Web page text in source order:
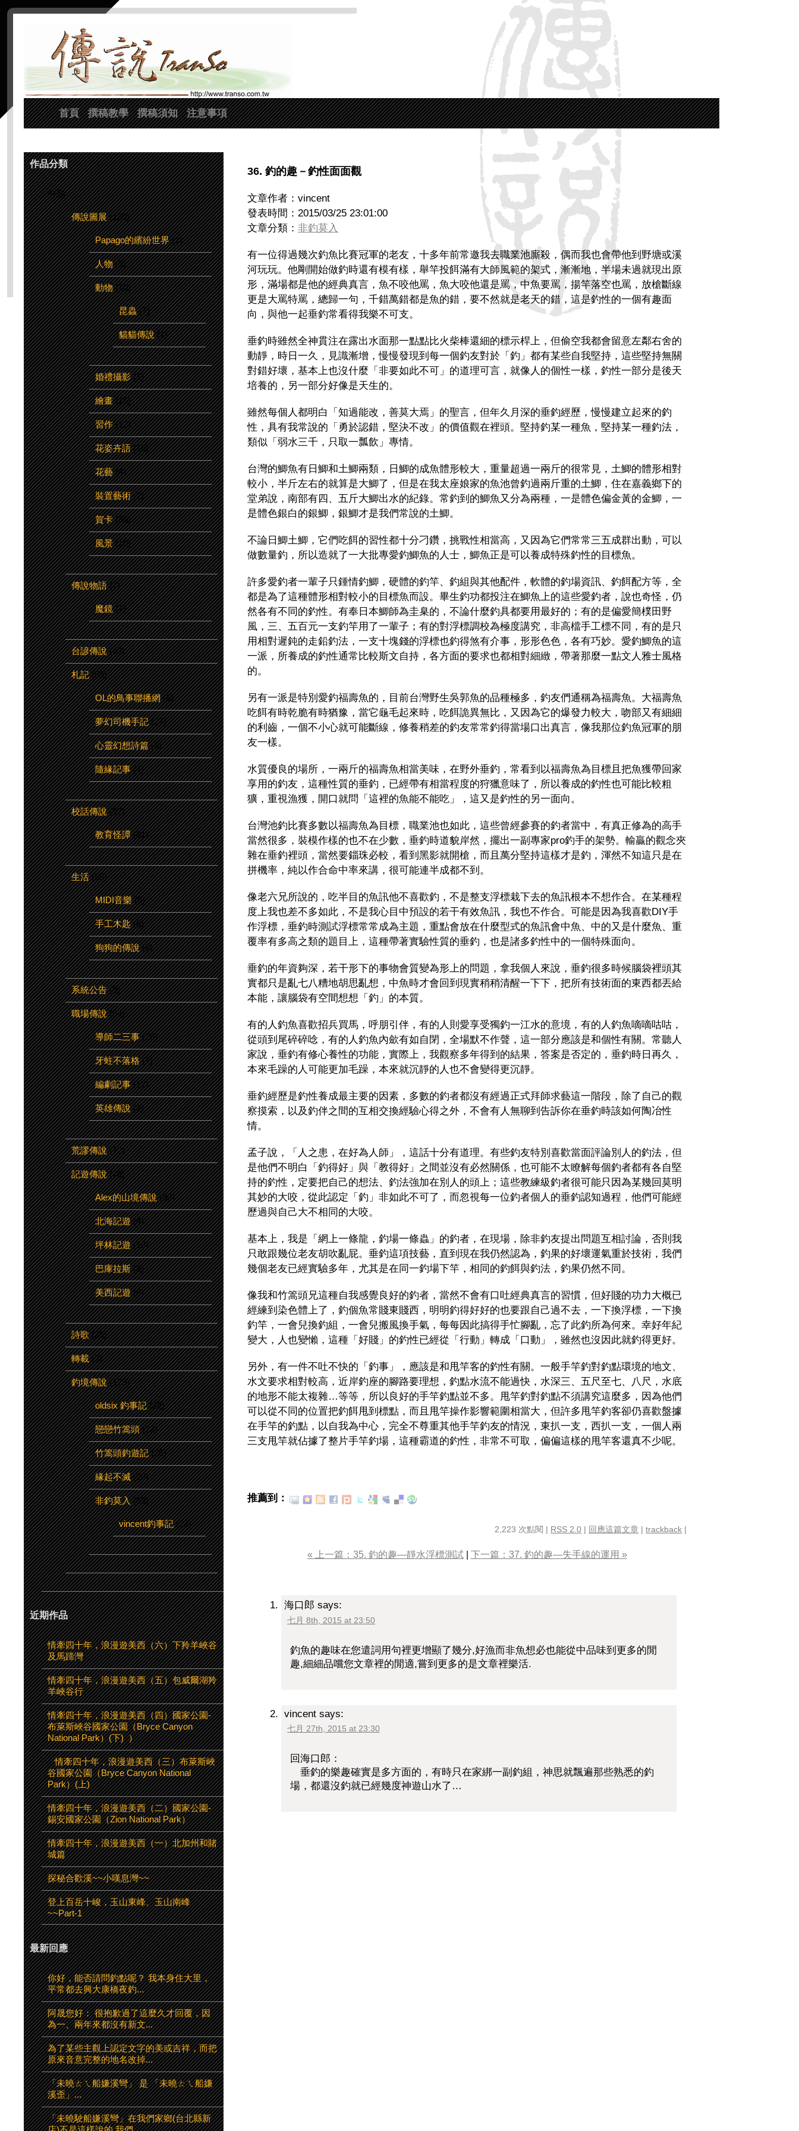
首頁 撰稿教學 撰稿須知 注意事項
作品分類
分類
傳說圖展(120)
Papago的繽紛世界(1)
人物(3)
動物(10)
昆蟲(7)
貓貓傳說(1)
婚禮攝影(1)
繪畫(15)
習作(12)
花姿卉語(16)
花藝(4)
裝置藝術(2)
賀卡(36)
風景(10)
傳說物語(7)
魔鏡(7)
台諺傳說(43)
札記(59)
OL的鳥事聯播網(6)
夢幻司機手記(27)
心靈幻想詩篇(6)
隨緣記事(4)
校話傳說(97)
教育怪譚(81)
生活(55)
MIDI音樂(6)
手工木匙(8)
狗狗的傳說(8)
系統公告(9)
職場傳說(54)
導師二三事(26)
牙蛀不落格(7)
編劇記事(17)
英雄傳說(2)
荒謬傳說(72)
記遊傳說(78)
Alex的山境傳說(30)
北海記遊(4)
坪林記遊(10)
巴庫拉斯(2)
美西記遊(6)
詩歌(26)
轉載(3)
釣境傳說(178)
oldsix 釣事記(22)
戀戀竹篙頭(22)
竹篙頭釣遊記(26)
緣起不滅(20)
非釣莫入(63)
vincent釣事記(22)
近期作品
情牽四十年，浪漫遊美西（六）下羚羊峽谷
及馬蹄灣
情牽四十年，浪漫遊美西（五）包威爾湖羚
羊峽谷行
情牽四十年，浪漫遊美西（四）國家公園-
布萊斯峽谷國家公園（Bryce Canyon
National Park）(下) ）
情牽四十年，浪漫遊美西（三）布萊斯峽
谷國家公園（Bryce Canyon National
Park）(上)
情牽四十年，浪漫遊美西（二）國家公園-
錫安國家公園（Zion National Park）
情牽四十年，浪漫遊美西（一）北加州和賭
城篇
探秘合歡溪~~小嘆息灣~~
登上百岳十峻，玉山東峰、玉山南峰
~~Part-1
最新回應
你好，能否請問釣點呢？ 我本身住大里，
平常都去興大康橋夜釣...
阿晟您好： 很抱歉過了這麼久才回覆，因
為一、兩年來都沒有新文...
為了某些主觀上認定文字的美或吉祥，而把
原來音意完整的地名改掉...
「未曉ㄊㄟ船嫌溪彎」 是 「未曉ㄊㄟ船嫌
溪歪」...
「未曉駛船嫌溪彎」在我們家鄉(台北縣新
36. 釣的趣－釣性面面觀
文章作者：vincent
發表時間：2015/03/25 23:01:00
文章分類： 非釣莫入
有一位得過幾次釣魚比賽冠軍的老友，十多年前常邀我去職業池廝殺，偶而我也會帶他到野塘或溪
河玩玩。他剛開始做釣時還有模有樣，舉竿投餌滿有大師風範的架式，漸漸地，半場未過就現出原
形，滿場都是他的經典真言，魚不咬他罵，魚大咬他還是罵，中魚要罵，揚竿落空也罵，放槍斷線
更是大罵特罵，總歸一句，千錯萬錯都是魚的錯，要不然就是老天的錯，這是釣性的一個有趣面
向，與他一起垂釣常看得我樂不可支。
垂釣時雖然全神貫注在露出水面那一點點比火柴棒還細的標示桿上，但偷空我都會留意左鄰右舍的
動靜，時日一久，見識漸增，慢慢發現到每一個釣友對於「釣」都有某些自我堅持，這些堅持無關
對錯好壞，基本上也沒什麼「非要如此不可」的道理可言，就像人的個性一樣，釣性一部分是後天
培養的，另一部分好像是天生的。
雖然每個人都明白「知過能改，善莫大焉」的聖言，但年久月深的垂釣經歷，慢慢建立起來的釣
性，具有我常說的「勇於認錯，堅決不改」的價值觀在裡頭。堅持釣某一種魚，堅持某一種釣法，
類似「弱水三千，只取一瓢飲」專情。
台灣的鯽魚有日鯽和土鯽兩類，日鯽的成魚體形較大，重量超過一兩斤的很常見，土鯽的體形相對
較小，半斤左右的就算是大鯽了，但是在我太座娘家的魚池曾釣過兩斤重的土鯽，住在嘉義鄉下的
堂弟說，南部有四、五斤大鯽出水的紀錄。常釣到的鯽魚又分為兩種，一是體色偏金黃的金鯽，一
是體色銀白的銀鯽，銀鯽才是我們常說的土鯽。
不論日鯽土鯽，它們吃餌的習性都十分刁鑽，挑戰性相當高，又因為它們常常三五成群出動，可以
做數量釣，所以造就了一大批專愛釣鯽魚的人士，鯽魚正是可以養成特殊釣性的目標魚。
許多愛釣者一輩子只鍾情釣鯽，硬體的釣竿、釣組與其他配件，軟體的釣場資訊、釣餌配方等，全
都是為了這種體形相對較小的目標魚而設。畢生釣功都投注在鯽魚上的這些愛釣者，說也奇怪，仍
然各有不同的釣性。有奉日本鯽師為圭臬的，不論什麼釣具都要用最好的；有的是偏愛簡樸田野
風，三、五百元一支釣竿用了一輩子；有的對浮標調校為極度講究，非高檔手工標不同，有的是只
用相對遲鈍的走鉛釣法，一支十塊錢的浮標也釣得煞有介事，形形色色，各有巧妙。愛釣鯽魚的這
一派，所養成的釣性通常比較斯文自持，各方面的要求也都相對細緻，帶著那麼一點文人雅士風格
的。
另有一派是特別愛釣福壽魚的，目前台灣野生吳郭魚的品種極多，釣友們通稱為福壽魚。大福壽魚
吃餌有時乾脆有時猶豫，當它龜毛起來時，吃餌詭異無比，又因為它的爆發力較大，吻部又有細細
的利齒，一個不小心就可能斷線，修養稍差的釣友常常釣得當場口出真言，像我那位釣魚冠軍的朋
友一樣。
水質優良的場所，一兩斤的福壽魚相當美味，在野外垂釣，常看到以福壽魚為目標且把魚獲帶回家
享用的釣友，這種性質的垂釣，已經帶有相當程度的狩獵意味了，所以養成的釣性也可能比較粗
獷，重視漁獲，開口就問「這裡的魚能不能吃」，這又是釣性的另一面向。
台灣池釣比賽多數以福壽魚為目標，職業池也如此，這些曾經參賽的釣者當中，有真正修為的高手
當然很多，裝模作樣的也不在少數，垂釣時道貌岸然，擺出一副專家pro釣手的架勢。輸贏的觀念夾
雜在垂釣裡頭，當然要錙珠必較，看到黑影就開槍，而且萬分堅持這樣才是釣，渾然不知這只是在
拼機率，純以作合命中率來講，很可能連半成都不到。
像老六兄所說的，吃半目的魚訊他不喜歡釣，不是整支浮標栽下去的魚訊根本不想作合。在某種程
度上我也差不多如此，不是我心目中預設的若干有效魚訊，我也不作合。可能是因為我喜歡DIY手
作浮標，垂釣時測試浮標常常成為主題，重點會放在什麼型式的魚訊會中魚、中的又是什麼魚、重
覆率有多高之類的題目上，這種帶著實驗性質的垂釣，也是諸多釣性中的一個特殊面向。
垂釣的年資夠深，若干形下的事物會質變為形上的問題，拿我個人來說，垂釣很多時候腦袋裡頭其
實都只是亂七八糟地胡思亂想，中魚時才會回到現實稍稍清醒一下下，把所有技術面的東西都丟給
本能，讓腦袋有空間想想「釣」的本質。
有的人釣魚喜歡招兵買馬，呼朋引伴，有的人則愛享受獨釣一江水的意境，有的人釣魚嘀嘀咕咕，
從頭到尾碎碎唸，有的人釣魚內歛有如自閉，全場默不作聲，這一部分應該是和個性有關。常聽人
家說，垂釣有修心養性的功能，實際上，我觀察多年得到的結果，答案是否定的，垂釣時日再久，
本來毛躁的人可能更加毛躁，本來就沉靜的人也不會變得更沉靜。
垂釣經歷是釣性養成最主要的因素，多數的釣者都沒有經過正式拜師求藝這一階段，除了自己的觀
察摸索，以及釣伴之間的互相交換經驗心得之外，不會有人無聊到告訴你在垂釣時該如何陶冶性
情。
孟子說，「人之患，在好為人師」，這話十分有道理。有些釣友特別喜歡當面評論別人的釣法，但
是他們不明白「釣得好」與「教得好」之間並沒有必然關係，也可能不太瞭解每個釣者都有各自堅
持的釣性，定要把自己的想法、釣法強加在別人的頭上；這些教練級釣者很可能只因為某幾回莫明
其妙的大咬，從此認定「釣」非如此不可了，而忽視每一位釣者個人的垂釣認知過程，他們可能經
歷過與自己大不相同的大咬。
基本上，我是「網上一條龍，釣場一條蟲」的釣者，在現場，除非釣友提出問題互相討論，否則我
只敢跟幾位老友胡吹亂屁。垂釣這項技藝，直到現在我仍然認為，釣果的好壞運氣重於技術，我們
幾個老友已經實驗多年，尤其是在同一釣場下竿，相同的釣餌與釣法，釣果仍然不同。
像我和竹篙頭兄這種自我感覺良好的釣者，當然不會有口吐經典真言的習慣，但好賤的功力大概已
經練到染色體上了，釣個魚常賤東賤西，明明釣得好好的也要跟自己過不去，一下換浮標，一下換
釣竿，一會兒換釣組，一會兒搬風換手氣，每每因此搞得手忙腳亂，忘了此釣所為何來。幸好年紀
變大，人也變懶，這種「好賤」的釣性已經從「行動」轉成「口動」，雖然也沒因此就釣得更好。
另外，有一件不吐不快的「釣事」，應該是和甩竿客的釣性有關。一般手竿釣對釣點環境的地文、
水文要求相對較高，近岸釣座的腳路要理想，釣點水流不能過快，水深三、五尺至七、八尺，水底
的地形不能太複雜…等等，所以良好的手竿釣點並不多。甩竿釣對釣點不須講究這麼多，因為他們
可以從不同的位置把釣餌甩到標點，而且甩竿操作影響範圍相當大，但許多甩竿釣客卻仍喜歡盤據
在手竿的釣點，以自我為中心，完全不尊重其他手竿釣友的情況，東扒一支，西扒一支，一個人兩
三支甩竿就佔據了整片手竿釣場，這種霸道的釣性，非常不可取，偏偏這樣的甩竿客還真不少呢。
推薦到：
2,223 次點閱 | RSS 2.0 | 回應這篇文章 |trackback |
« 上一篇：35. 釣的趣—靜水浮標測試| 下一篇：37. 釣的趣—失手線的運用 »
海口郎 says:
七月 8th, 2015 at 23:50
釣魚的趣味在您遣詞用句裡更增顯了幾分,好漁而非魚想必也能從中品味到更多的閒
趣,細細品嚐您文章裡的閒適,嘗到更多的是文章裡樂活.
vincentsays:
七月 27th, 2015 at 23:30
回海口郎：
垂釣的樂趣確實是多方面的，有時只在家綁一副釣組，神思就飄遍那些熟悉的釣
場，都還沒釣就已經幾度神遊山水了…